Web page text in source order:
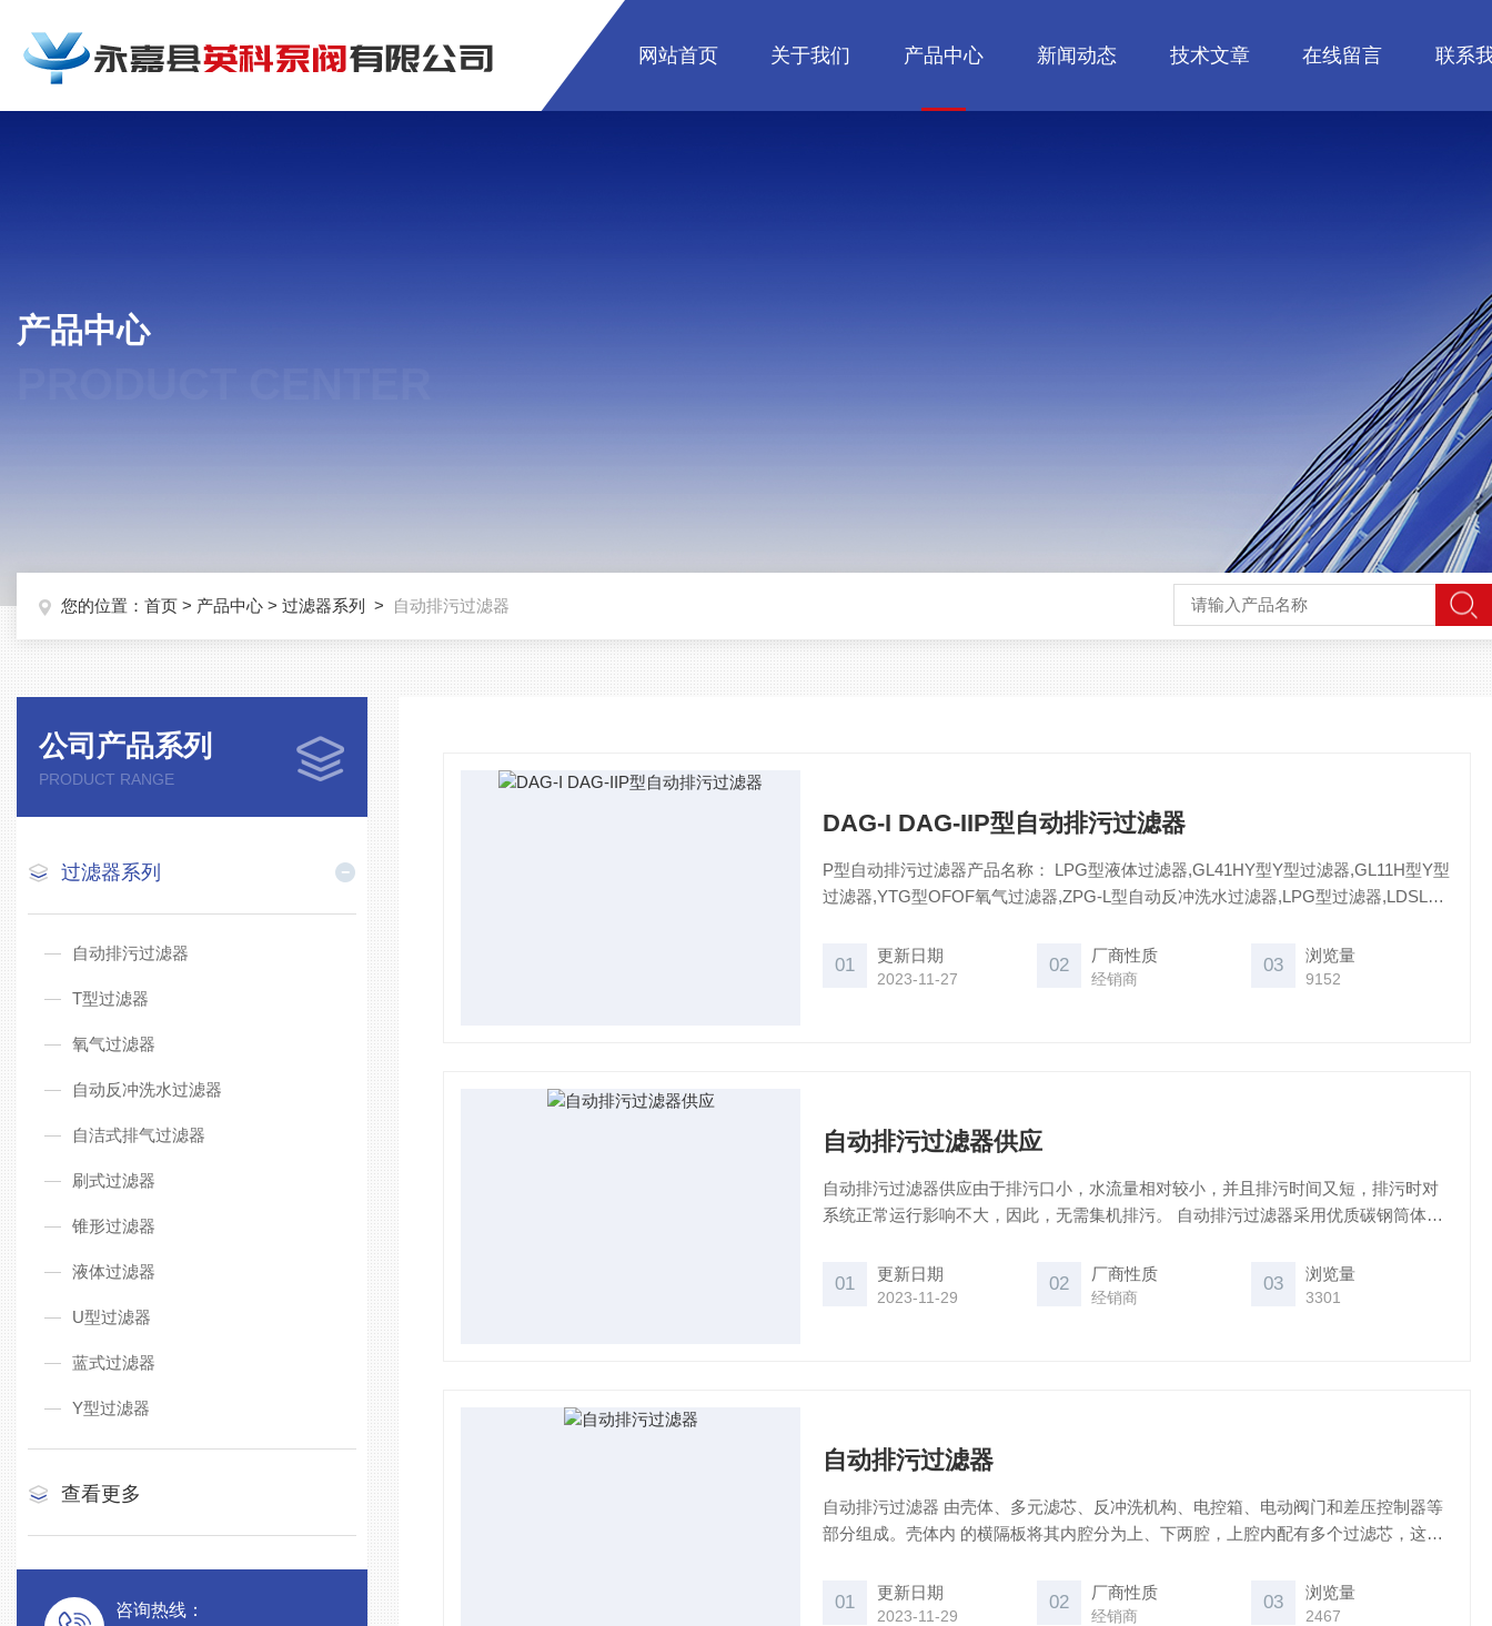
网站首页 关于我们 产品中心 新闻动态 技术文章 在线留言 联系
产品中心
您的位置： 首页 > 产品中心 > 过滤器系列 > 自动排污过滤器
公司产品系列
PRODUCT RANGE
过滤器系列
自动排污过滤器
T型过滤器
氧气过滤器
自动反冲洗水过滤器
自洁式排气过滤器
刷式过滤器
锥形过滤器
液体过滤器
U型过滤器
蓝式过滤器
Y型过滤器
查看更多
咨询热线：
DAG-I DAG-IIP型自动排污过滤器
P型自动排污过滤器产品名称： LPG型液体过滤器,GL41HY型Y型过滤器,GL11H型Y型
过滤器,YTG型OFOF氧气过滤器,ZPG-L型自动反冲洗水过滤器,LPG型过滤器,LDSL型
过滤器,SCⅠ、SCⅡ、SCⅢ型锥形过滤器,ZPG型反冲洗过滤器,ZPG型 JCG型全自动反
冲洗排污过滤器
01 更新日期
2023-11-27
02 厂商性质
经销商
03 浏览量
9152
自动排污过滤器供应
自动排污过滤器供应由于排污口小，水流量相对较小，并且排污时间又短，排污时对
系统正常运行影响不大，因此，无需集机排污。 自动排污过滤器采用优质碳钢筒体，
置，排污口关闭，水流全部自滤筒内向外流，污物被滤筒截留，集中在后段，实现水
的正常过滤。
01 更新日期
2023-11-29
02 厂商性质
经销商
03 浏览量
3301
自动排污过滤器
自动排污过滤器 由壳体、多元滤芯、反冲洗机构、电控箱、电动阀门和差压控制器等
部分组成。壳体内 的横隔板将其内腔分为上、下两腔，上腔内配有多个过滤芯，这样
01 更新日期
2023-11-29
02 厂商性质
经销商
03 浏览量
2467